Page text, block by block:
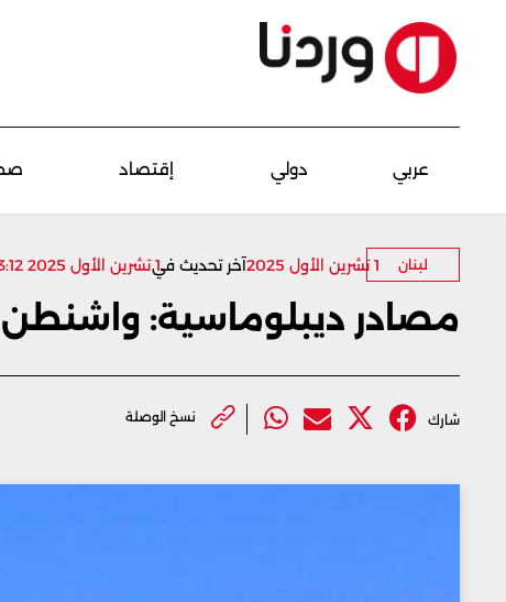
عربي دولي إقتصاد
لبنان 1 تشرين الأول 2025 آخر تحديث في
1 تشرين الأول 2025 23:12
مصادر ديبلوماسية: واشنطن
شارك نسخ الوصلة